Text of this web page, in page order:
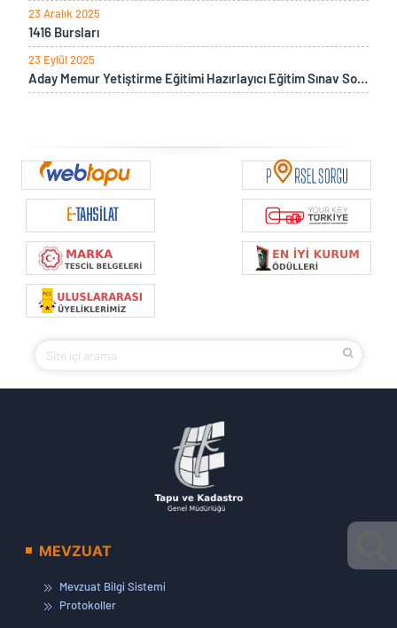
23 Aralık 2025
1416 Bursları
23 Eylül 2025
Aday Memur Yetiştirme Eğitimi Hazırlayıcı Eğitim Sınav Sonucu
MEVZUAT
Mevzuat Bilgi Sistemi
Protokoller